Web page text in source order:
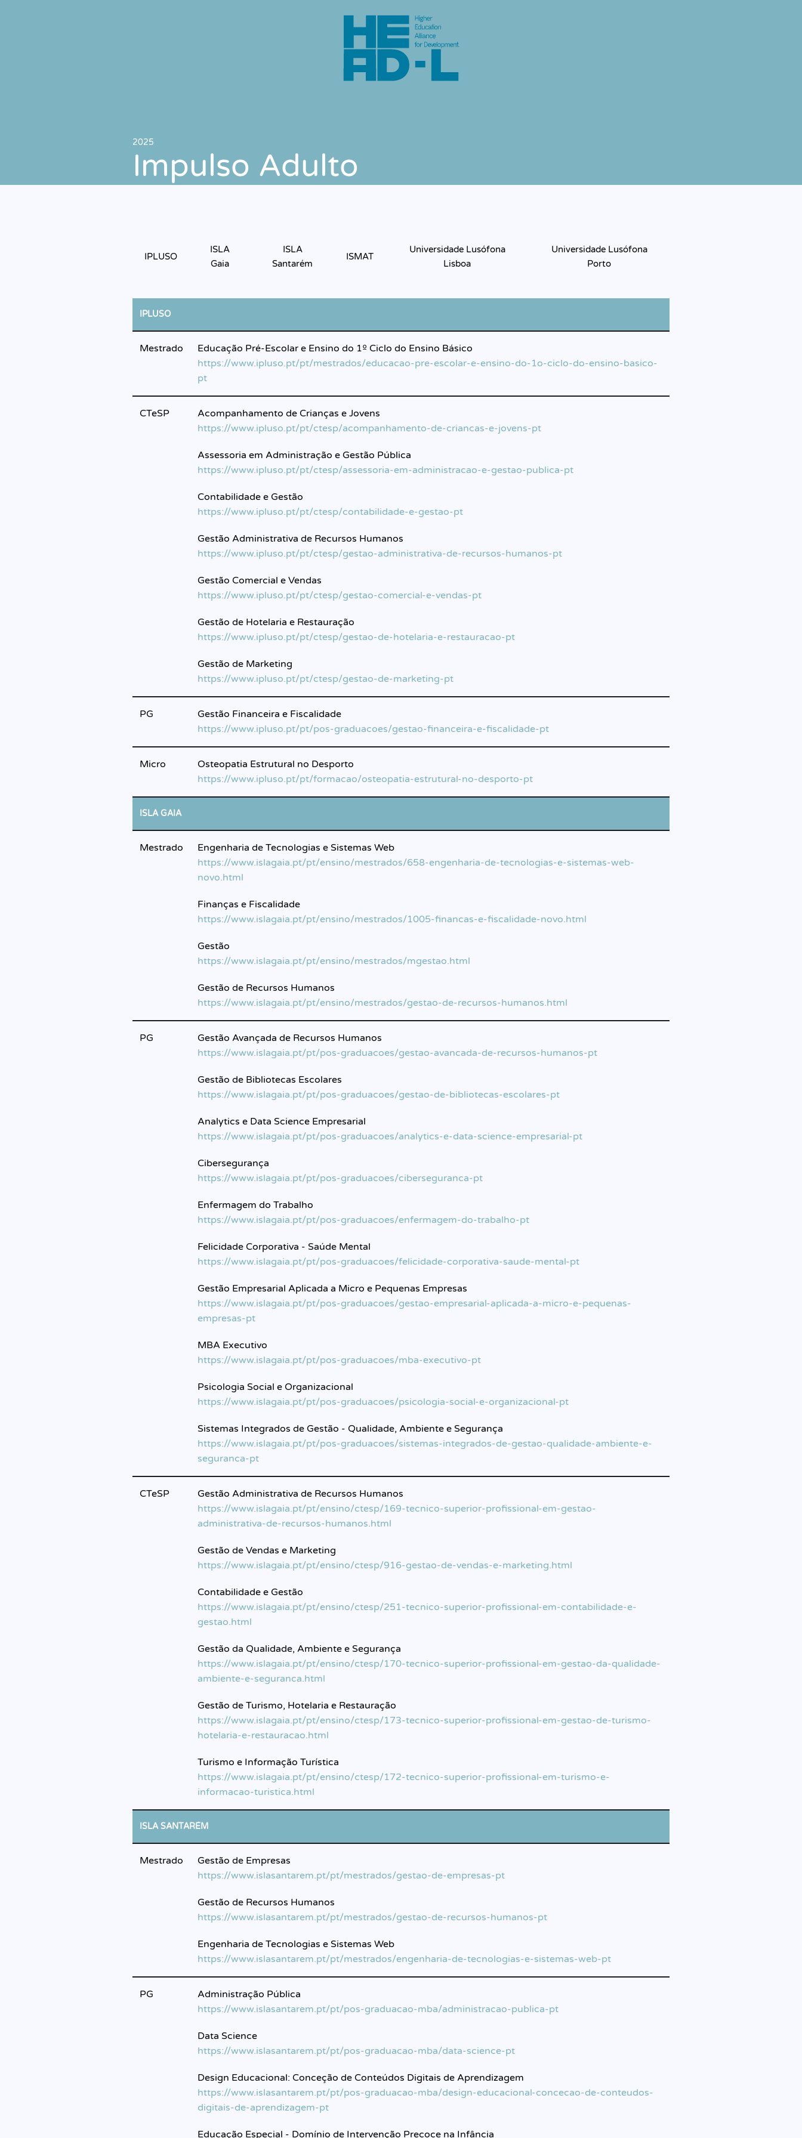
2025
Impulso Adulto
IPLUSO
ISLA
Gaia
ISLA
Santarém
ISMAT
Universidade Lusófona
Lisboa
Universidade Lusófona
Porto
IPLUSO
Mestrado
Educação Pré-Escolar e Ensino do 1º Ciclo do Ensino Básico
https://www.ipluso.pt/pt/mestrados/educacao-pre-escolar-e-ensino-do-1o-ciclo-do-ensino-basico-
pt
CTeSP
Acompanhamento de Crianças e Jovens
https://www.ipluso.pt/pt/ctesp/acompanhamento-de-criancas-e-jovens-pt
Assessoria em Administração e Gestão Pública
https://www.ipluso.pt/pt/ctesp/assessoria-em-administracao-e-gestao-publica-pt
Contabilidade e Gestão
https://www.ipluso.pt/pt/ctesp/contabilidade-e-gestao-pt
Gestão Administrativa de Recursos Humanos
https://www.ipluso.pt/pt/ctesp/gestao-administrativa-de-recursos-humanos-pt
Gestão Comercial e Vendas
https://www.ipluso.pt/pt/ctesp/gestao-comercial-e-vendas-pt
Gestão de Hotelaria e Restauração
https://www.ipluso.pt/pt/ctesp/gestao-de-hotelaria-e-restauracao-pt
Gestão de Marketing
https://www.ipluso.pt/pt/ctesp/gestao-de-marketing-pt
PG
Gestão Financeira e Fiscalidade
https://www.ipluso.pt/pt/pos-graduacoes/gestao-financeira-e-fiscalidade-pt
Micro
Osteopatia Estrutural no Desporto
https://www.ipluso.pt/pt/formacao/osteopatia-estrutural-no-desporto-pt
ISLA GAIA
Mestrado
Engenharia de Tecnologias e Sistemas Web
https://www.islagaia.pt/pt/ensino/mestrados/658-engenharia-de-tecnologias-e-sistemas-web-
novo.html
Finanças e Fiscalidade
https://www.islagaia.pt/pt/ensino/mestrados/1005-financas-e-fiscalidade-novo.html
Gestão
https://www.islagaia.pt/pt/ensino/mestrados/mgestao.html
Gestão de Recursos Humanos
https://www.islagaia.pt/pt/ensino/mestrados/gestao-de-recursos-humanos.html
PG
Gestão Avançada de Recursos Humanos
https://www.islagaia.pt/pt/pos-graduacoes/gestao-avancada-de-recursos-humanos-pt
Gestão de Bibliotecas Escolares
https://www.islagaia.pt/pt/pos-graduacoes/gestao-de-bibliotecas-escolares-pt
Analytics e Data Science Empresarial
https://www.islagaia.pt/pt/pos-graduacoes/analytics-e-data-science-empresarial-pt
Cibersegurança
https://www.islagaia.pt/pt/pos-graduacoes/ciberseguranca-pt
Enfermagem do Trabalho
https://www.islagaia.pt/pt/pos-graduacoes/enfermagem-do-trabalho-pt
Felicidade Corporativa - Saúde Mental
https://www.islagaia.pt/pt/pos-graduacoes/felicidade-corporativa-saude-mental-pt
Gestão Empresarial Aplicada a Micro e Pequenas Empresas
https://www.islagaia.pt/pt/pos-graduacoes/gestao-empresarial-aplicada-a-micro-e-pequenas-
empresas-pt
MBA Executivo
https://www.islagaia.pt/pt/pos-graduacoes/mba-executivo-pt
Psicologia Social e Organizacional
https://www.islagaia.pt/pt/pos-graduacoes/psicologia-social-e-organizacional-pt
Sistemas Integrados de Gestão - Qualidade, Ambiente e Segurança
https://www.islagaia.pt/pt/pos-graduacoes/sistemas-integrados-de-gestao-qualidade-ambiente-e-
seguranca-pt
CTeSP
Gestão Administrativa de Recursos Humanos
https://www.islagaia.pt/pt/ensino/ctesp/169-tecnico-superior-profissional-em-gestao-
administrativa-de-recursos-humanos.html
Gestão de Vendas e Marketing
https://www.islagaia.pt/pt/ensino/ctesp/916-gestao-de-vendas-e-marketing.html
Contabilidade e Gestão
https://www.islagaia.pt/pt/ensino/ctesp/251-tecnico-superior-profissional-em-contabilidade-e-
gestao.html
Gestão da Qualidade, Ambiente e Segurança
https://www.islagaia.pt/pt/ensino/ctesp/170-tecnico-superior-profissional-em-gestao-da-qualidade-
ambiente-e-seguranca.html
Gestão de Turismo, Hotelaria e Restauração
https://www.islagaia.pt/pt/ensino/ctesp/173-tecnico-superior-profissional-em-gestao-de-turismo-
hotelaria-e-restauracao.html
Turismo e Informação Turística
https://www.islagaia.pt/pt/ensino/ctesp/172-tecnico-superior-profissional-em-turismo-e-
informacao-turistica.html
ISLA SANTARÉM
Mestrado
Gestão de Empresas
https://www.islasantarem.pt/pt/mestrados/gestao-de-empresas-pt
Gestão de Recursos Humanos
https://www.islasantarem.pt/pt/mestrados/gestao-de-recursos-humanos-pt
Engenharia de Tecnologias e Sistemas Web
https://www.islasantarem.pt/pt/mestrados/engenharia-de-tecnologias-e-sistemas-web-pt
PG
Administração Pública
https://www.islasantarem.pt/pt/pos-graduacao-mba/administracao-publica-pt
Data Science
https://www.islasantarem.pt/pt/pos-graduacao-mba/data-science-pt
Design Educacional: Conceção de Conteúdos Digitais de Aprendizagem
https://www.islasantarem.pt/pt/pos-graduacao-mba/design-educacional-concecao-de-conteudos-
digitais-de-aprendizagem-pt
Educação Especial - Domínio de Intervenção Precoce na Infância